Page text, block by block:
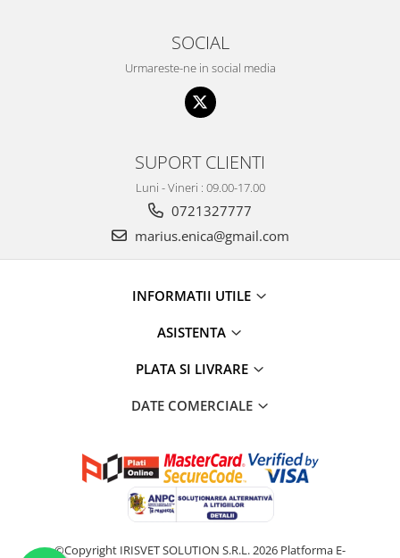
SOCIAL
Urmareste-ne in social media
SUPORT CLIENTI
Luni - Vineri : 09.00-17.00
0721327777
marius.enica@gmail.com
INFORMATII UTILE
ASISTENTA
PLATA SI LIVRARE
DATE COMERCIALE
©Copyright IRISVET SOLUTION S.R.L. 2026 Platforma E-